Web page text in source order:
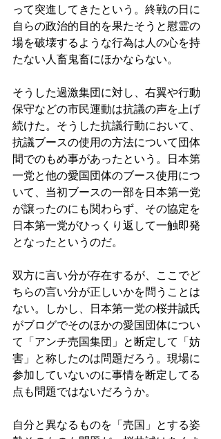
って突進してきたという。終戦の日に
自らの政治的目的を果たそうと慰霊の
場を破壊するような行為は人の心を持
たない人畜鬼畜にほかならない。
そうした過激集団に対し、右翼や行動
保守などの市民運動は抗議の声を上げ
続けた。そうした抗議行動において、
抗議ブースの使用の方法について団体
間でのもめ事があったという。日本第
一党と他の愛国団体のブース使用につ
いて、当初ブースの一部を日本第一党
が譲ったのにも関わらず、その協定を
日本第一党がひっくり返して一触即発
となったというのだ。
双方に言い分が存在するが、ここでど
ちらの言い分が正しいかを問うことは
ない。しかし、日本第一党の桜井誠氏
がブログでそのほかの愛国団体につい
て「アンチ売国集団」と断定して「妨
害」と称したのは問題だろう。現場に
参加していないのに事情を断定してる
点も問題ではないだろうか。
自分と異なるものを「売国」とする姿